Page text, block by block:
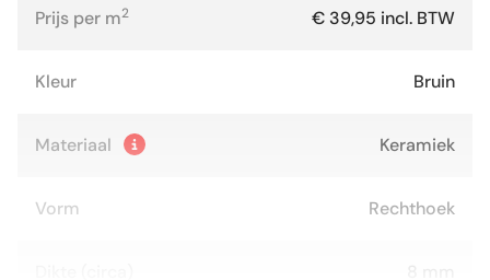
Prijs per m2 € 39,95 incl. BTW
Kleur Bruin
Materiaal Keramiek
Vorm Rechthoek